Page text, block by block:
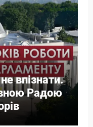
впізнати.
Радою